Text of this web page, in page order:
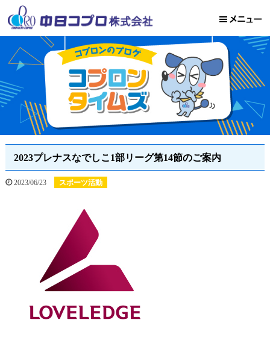
2023プレナスなでしこ1部リーグ第14節のご案内
2023/06/23 スポーツ活動